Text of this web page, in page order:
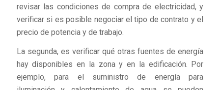
revisar las condiciones de compra de electricidad, y
verificar si es posible negociar el tipo de contrato y el
precio de potencia y de trabajo.
La segunda, es verificar qué otras fuentes de energía
hay disponibles en la zona y en la edificación. Por
ejemplo, para el suministro de energía para